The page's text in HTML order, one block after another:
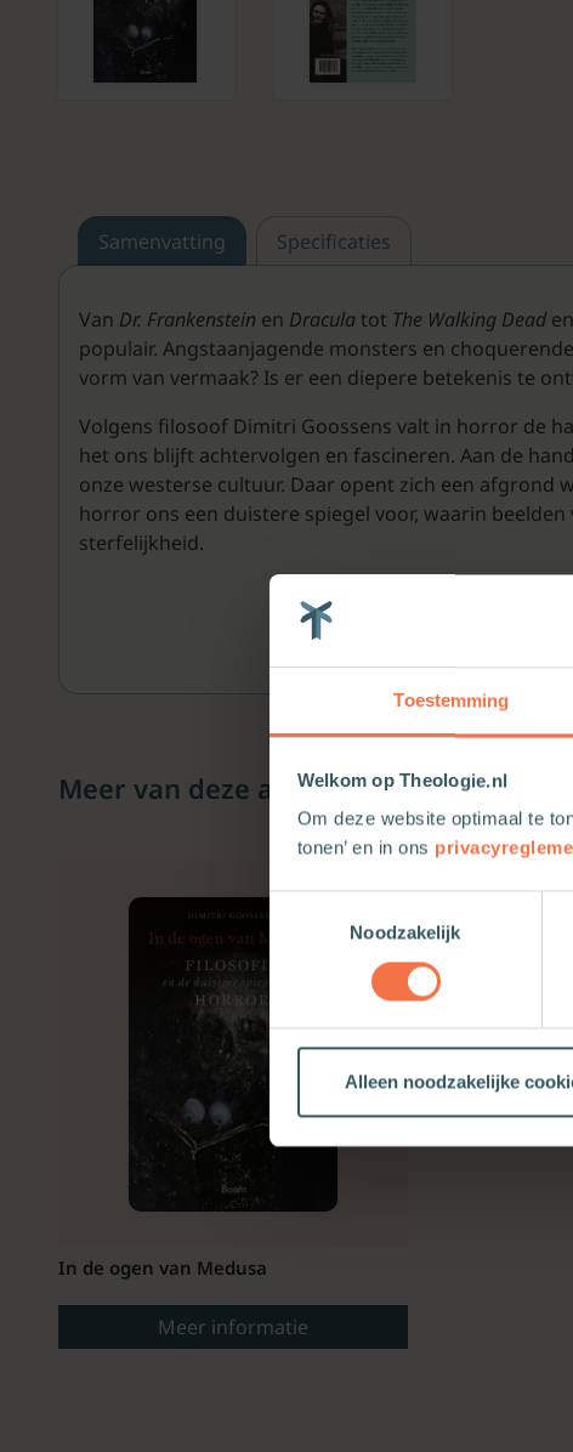
Toestemming
Welkom op Theologie.nl
Om deze website optimaal te
tonen’ en in ons
Toestemmingsselectie
Noodzakelijk
Alleen noodzakelijke
Samenvatting Specificaties
Van Dr. Frankenstein en Dracula tot The Walking Dead en
populair. Angstaanjagende monsters en
vorm van vermaak? Is er een diepere betekenis te
Volgens filosoof Dimitri Goossens valt in horror de
het ons blijft achtervolgen en fascineren. Aan de
onze westerse cultuur. Daar opent zich een afgrond
horror ons een duistere spiegel voor, waarin
sterfelijkheid.
Meer van deze auteur
In de ogen van Medusa
Meer informatie